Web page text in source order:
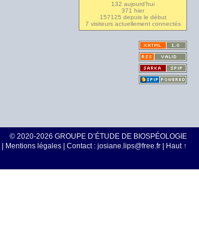
132 aujourd’hui
371 hier
157125 depuis le début
7 visiteurs actuellement connectés
© 2020-2026 GROUPE D’ÉTUDE DE BIOSPÉOLOGIE
Mentions légales | Contact : josiane.lips@free.fr | Haut ↑